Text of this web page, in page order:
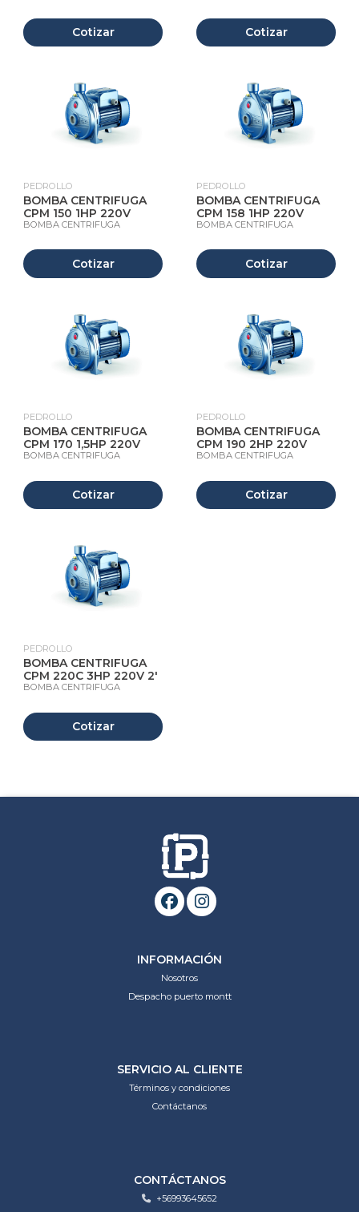
Cotizar Cotizar
PEDROLLO
BOMBA CENTRIFUGA
CPM 150 1HP 220V
BOMBA CENTRIFUGA
Cotizar
PEDROLLO
BOMBA CENTRIFUGA
CPM 158 1HP 220V
BOMBA CENTRIFUGA
Cotizar
PEDROLLO
BOMBA CENTRIFUGA
CPM 170 1,5HP 220V
BOMBA CENTRIFUGA
Cotizar
PEDROLLO
BOMBA CENTRIFUGA
CPM 190 2HP 220V
BOMBA CENTRIFUGA
Cotizar
PEDROLLO
BOMBA CENTRIFUGA
CPM 220C 3HP 220V 2'
BOMBA CENTRIFUGA
Cotizar
INFORMACIÓN
Nosotros
Despacho puerto montt
SERVICIO AL CLIENTE
Términos y condiciones
Contáctanos
CONTÁCTANOS
+56993645652